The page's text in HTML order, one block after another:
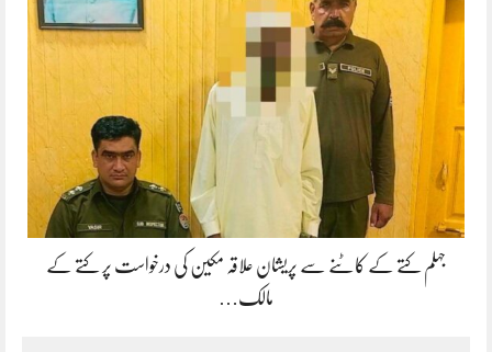
جہلم کتے کے کاٹنے سے پریشان علاقہ مکین کی درخواست پر کتے کے
مالک…